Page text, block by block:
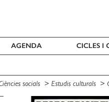
AGENDA CICLES I
socials Estudis culturals